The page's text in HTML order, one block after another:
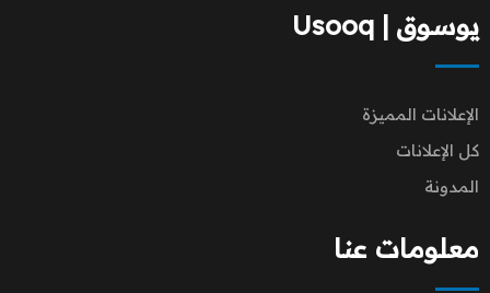
يوسوق | Usooq
الإعلانات المميزة
كل الإعلانات
المدونة
معلومات عنا